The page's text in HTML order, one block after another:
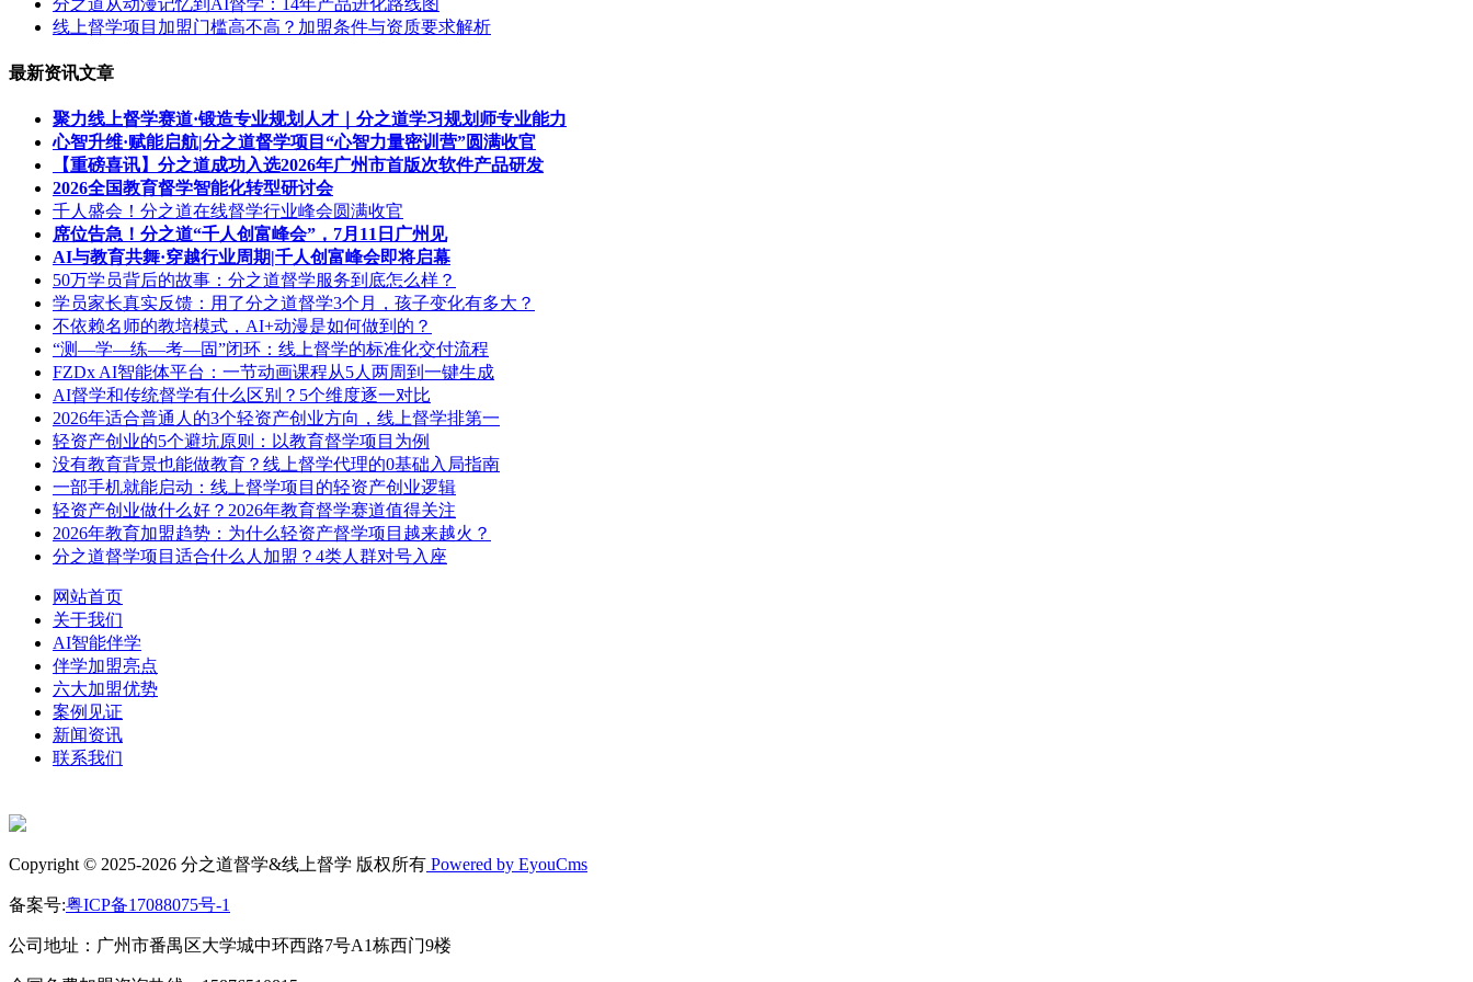
线上督学项目加盟门槛高不高？加盟条件与资质要求解析
最新资讯文章
聚力线上督学赛道·锻造专业规划人才｜分之道学习规划师专业能力
心智升维·赋能启航|分之道督学项目“心智力量密训营”圆满收官
【重磅喜讯】分之道成功入选2026年广州市首版次软件产品研发
2026全国教育督学智能化转型研讨会
千人盛会！分之道在线督学行业峰会圆满收官
席位告急！分之道“千人创富峰会”，7月11日广州见
AI与教育共舞·穿越行业周期|千人创富峰会即将启幕
50万学员背后的故事：分之道督学服务到底怎么样？
学员家长真实反馈：用了分之道督学3个月，孩子变化有多大？
不依赖名师的教培模式，AI+动漫是如何做到的？
“测—学—练—考—固”闭环：线上督学的标准化交付流程
FZDx AI智能体平台：一节动画课程从5人两周到一键生成
AI督学和传统督学有什么区别？5个维度逐一对比
2026年适合普通人的3个轻资产创业方向，线上督学排第一
轻资产创业的5个避坑原则：以教育督学项目为例
没有教育背景也能做教育？线上督学代理的0基础入局指南
一部手机就能启动：线上督学项目的轻资产创业逻辑
轻资产创业做什么好？2026年教育督学赛道值得关注
2026年教育加盟趋势：为什么轻资产督学项目越来越火？
分之道督学项目适合什么人加盟？4类人群对号入座
网站首页
关于我们
AI智能伴学
伴学加盟亮点
六大加盟优势
案例见证
新闻资讯
联系我们
Copyright © 2025-2026 分之道督学&线上督学 版权所有 Powered by EyouCms
备案号:粤ICP备17088075号-1
公司地址：广州市番禺区大学城中环西路7号A1栋西门9楼